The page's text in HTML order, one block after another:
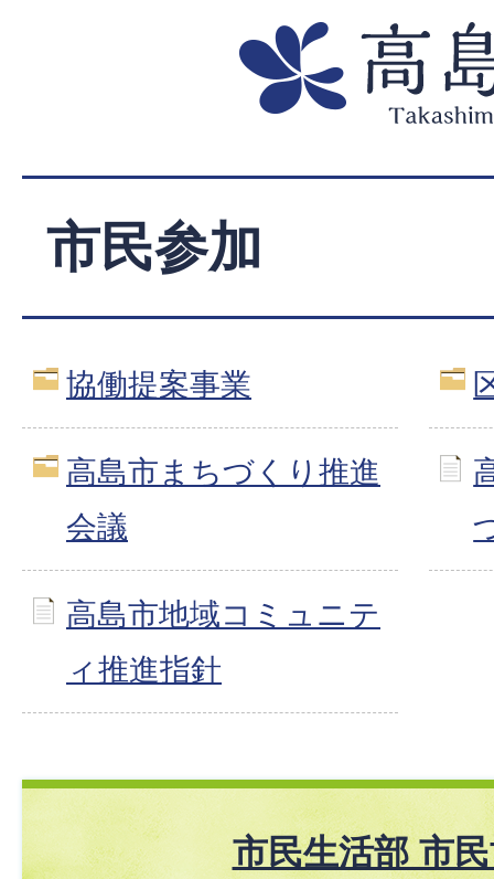
市民参加
協働提案事業
高島市まちづくり推進
会議
高島市地域コミュニテ
ィ推進指針
市民生活部 市